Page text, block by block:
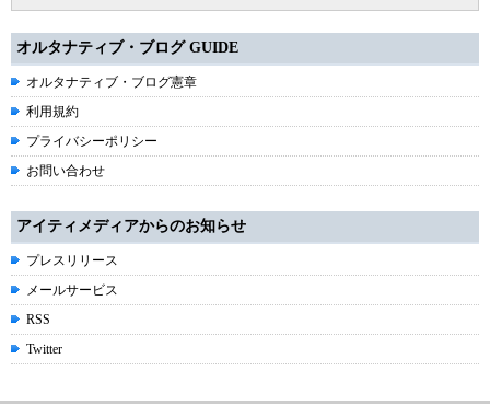
オルタナティブ・ブログ GUIDE
オルタナティブ・ブログ憲章
利用規約
プライバシーポリシー
お問い合わせ
アイティメディアからのお知らせ
プレスリリース
メールサービス
RSS
Twitter